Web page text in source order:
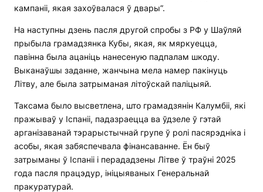
кампаніі, якая захоўвалася ў двары”.
На наступны дзень пасля другой спробы з РФ у Шаўляй
прыбыла грамадзянка Кубы, якая, як мяркуецца,
павінна была ацаніць нанесеную падпалам шкоду.
Выканаўшы заданне, жанчына мела намер пакінуць
Літву, але была затрыманая літоўскай паліцыяй.
Таксама было высветлена, што грамадзянін Калумбіі, які
пражываў у Іспаніі, падазраецца ва ўдзеле ў гэтай
арганізаванай тэрарыстычнай групе ў ролі пасярэдніка і
асобы, якая забяспечвала фінансаванне. Ён быў
затрыманы ў Іспаніі і перададзены Літве ў траўні 2025
года пасля працэдур, ініцыяваных Генеральнай
пракуратурай.